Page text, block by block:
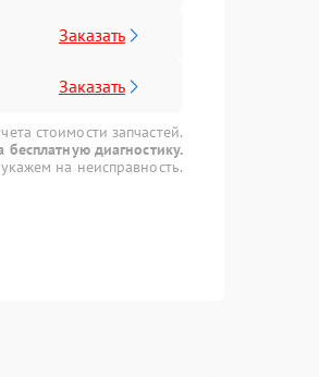
Заказать
Заказать
стоимости запчастей.
бесплатную диагностику.
на неисправность.